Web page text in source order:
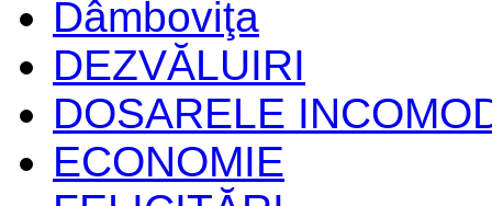
Dâmboviţa
DEZVĂLUIRI
DOSARELE
ECONOMIE